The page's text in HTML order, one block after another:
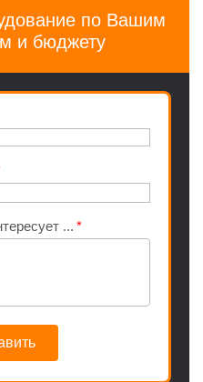
по Вашим
и бюджету
...